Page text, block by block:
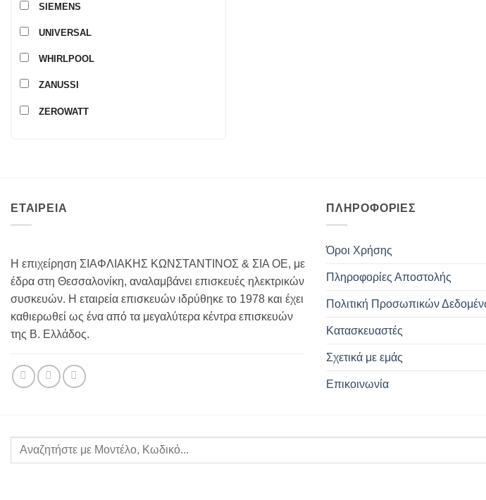
SIEMENS
UNIVERSAL
WHIRLPOOL
ZANUSSI
ZEROWATT
ΕΤΑΙΡΕΙΑ
Η επιχείρηση ΣΙΑΦΛΙΑΚΗΣ ΚΩΝΣΤΑΝΤΙΝΟΣ & ΣΙΑ ΟΕ, με
έδρα στη Θεσσαλονίκη, αναλαμβάνει επισκευές ηλεκτρικών
συσκευών. Η εταιρεία επισκευών ιδρύθηκε το 1978 και έχει
καθιερωθεί ως ένα από τα μεγαλύτερα κέντρα επισκευών
της Β. Ελλάδος.
ΠΛΗΡΟΦΟΡΊΕΣ
Όροι Χρήσης
Πληροφορίες Αποστολής
Πολιτική Προσωπικών
Κατασκευαστές
Σχετικά με εμάς
Επικοινωνία